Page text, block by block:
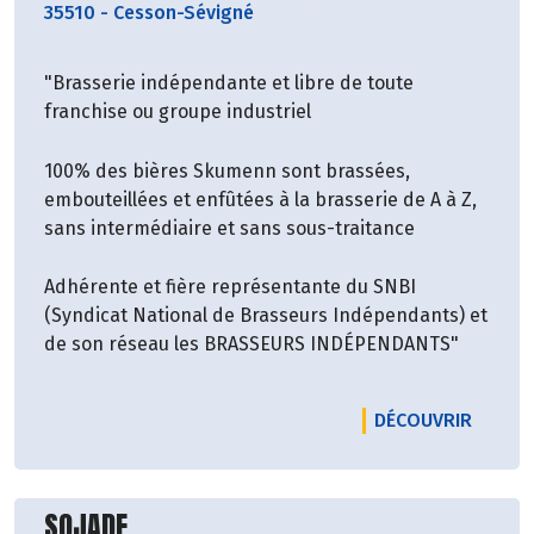
et discret, il vous suit partout, à la maison, en
Pour l’écologie : Des emballages réduits, pas de
transport d’eau, une empreinte carbone ultra
Parce qu’ils sont pratiques. La préparation est
rapide : Un bol, un sachet, un peu d’eau et le
Parce qu’ils ont la mention Slow Cosmétique,
qui met en valeur les formules saines, éthiques
et un marketing raisonnable !
35510 - Cesson-Sévigné
"Brasserie indépendante et libre de toute
franchise ou groupe industriel
100% des bières Skumenn sont brassées,
embouteillées et enfûtées à la brasserie de A à Z,
sans intermédiaire et sans sous-traitance
Adhérente et fière représentante du SNBI
(Syndicat National de Brasseurs Indépendants) et
de son réseau les BRASSEURS INDÉPENDANTS"
DÉCOUVRIR